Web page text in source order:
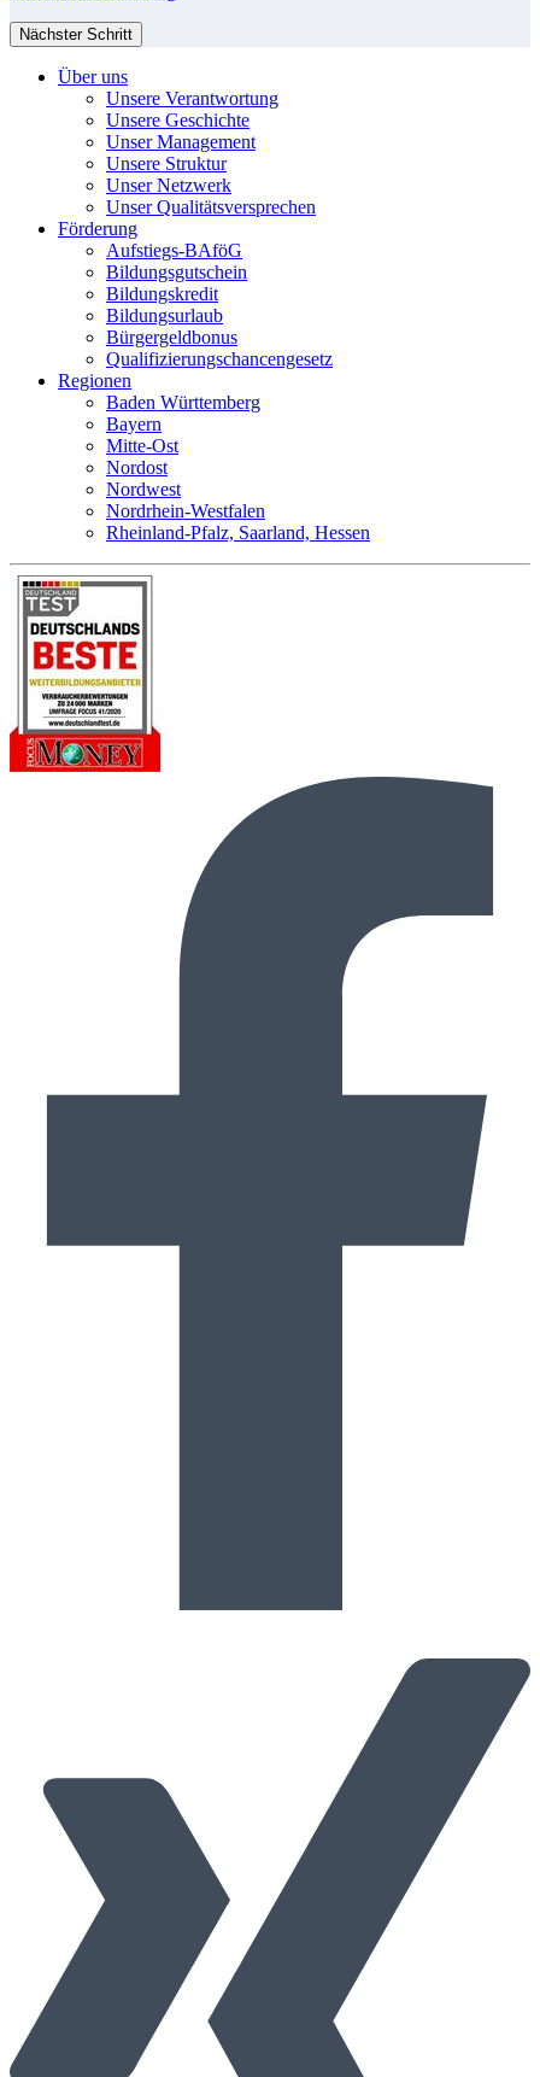
Nächster Schritt
Über uns
Unsere Verantwortung
Unsere Geschichte
Unser Management
Unsere Struktur
Unser Netzwerk
Unser Qualitätsversprechen
Förderung
Aufstiegs-BAföG
Bildungsgutschein
Bildungskredit
Bildungsurlaub
Bürgergeldbonus
Qualifizierungschancengesetz
Regionen
Baden Württemberg
Bayern
Mitte-Ost
Nordost
Nordwest
Nordrhein-Westfalen
Rheinland-Pfalz, Saarland, Hessen